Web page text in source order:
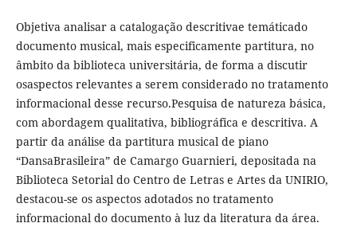
Objetiva analisar a catalogação descritivae temáticado
documento musical, mais especificamente partitura, no
âmbito da biblioteca universitária, de forma a discutir
osaspectos relevantes a serem considerado no tratamento
informacional desse recurso.Pesquisa de natureza básica,
com abordagem qualitativa, bibliográfica e descritiva. A
partir da análise da partitura musical de piano
“DansaBrasileira” de Camargo Guarnieri, depositada na
Biblioteca Setorial do Centro de Letras e Artes da UNIRIO,
destacou-se os aspectos adotados no tratamento
informacional do documento à luz da literatura da área.